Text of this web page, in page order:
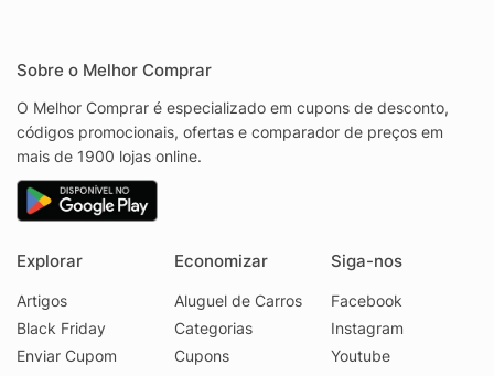
Sobre o Melhor Comprar
O Melhor Comprar é especializado em cupons de desconto,
códigos promocionais, ofertas e comparador de preços em
mais de 1900 lojas online.
Explorar
Artigos
Black Friday
Enviar Cupom
Economizar
Aluguel de Carros
Categorias
Cupons
Siga-nos
Facebook
Instagram
Youtube